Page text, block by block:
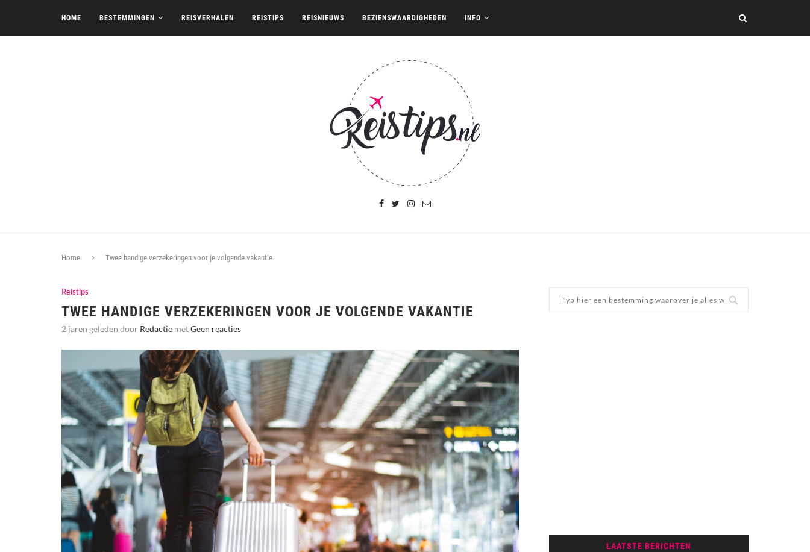
HOME BESTEMMINGEN REISVERHALEN REISTIPS REISNIEUWS BEZIENSWAARDIGHEDEN INFO
Home Twee handige verzekeringen voor je volgende vakantie
Reistips
TWEE HANDIGE VERZEKERINGEN VOOR JE VOLGENDE VAKANTIE
2 jaren geleden door Redactie metGeen reacties
LAATSTE BERICHTEN